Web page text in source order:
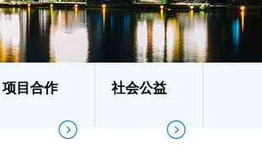
项目合作 社会公益